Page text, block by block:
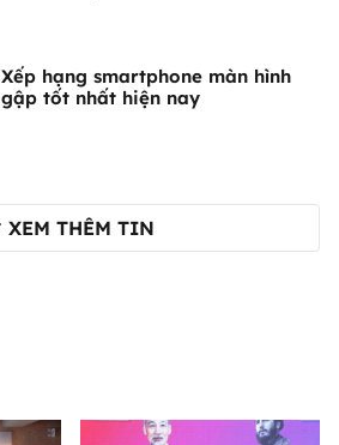
Xếp hạng smartphone màn hình
gập tốt nhất hiện nay
XEM THÊM TIN